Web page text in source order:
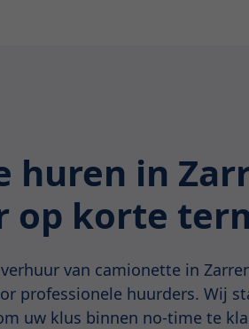
huren in
op korte
van camionette in
professionele huurders. Wij
uw klus binnen no-time te